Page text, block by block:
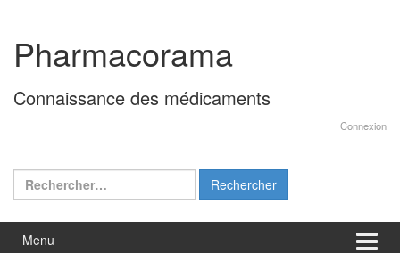
contenu
menu
principal
Pharmacorama
Connaissance des médicaments
Connexion
Rechercher :
Menu